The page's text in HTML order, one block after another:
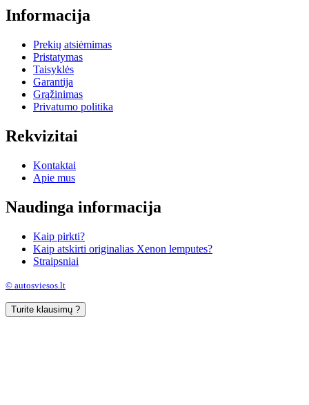
Informacija
Prekių atsiėmimas
Pristatymas
Taisyklės
Garantija
Grąžinimas
Privatumo politika
Rekvizitai
Kontaktai
Apie mus
Naudinga informacija
Kaip pirkti?
Kaip atskirti originalias Xenon lemputes?
Straipsniai
© autosviesos.lt
Turite klausimų ?